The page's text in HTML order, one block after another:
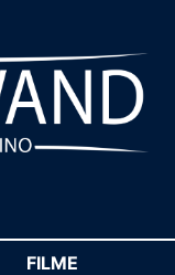
FILME